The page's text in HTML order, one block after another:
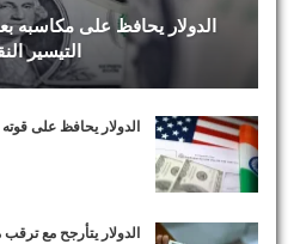
الدولار يحافظ على مكاسبه
التيسير
الدولار يحافظ على
الدولار يتأرجح مع